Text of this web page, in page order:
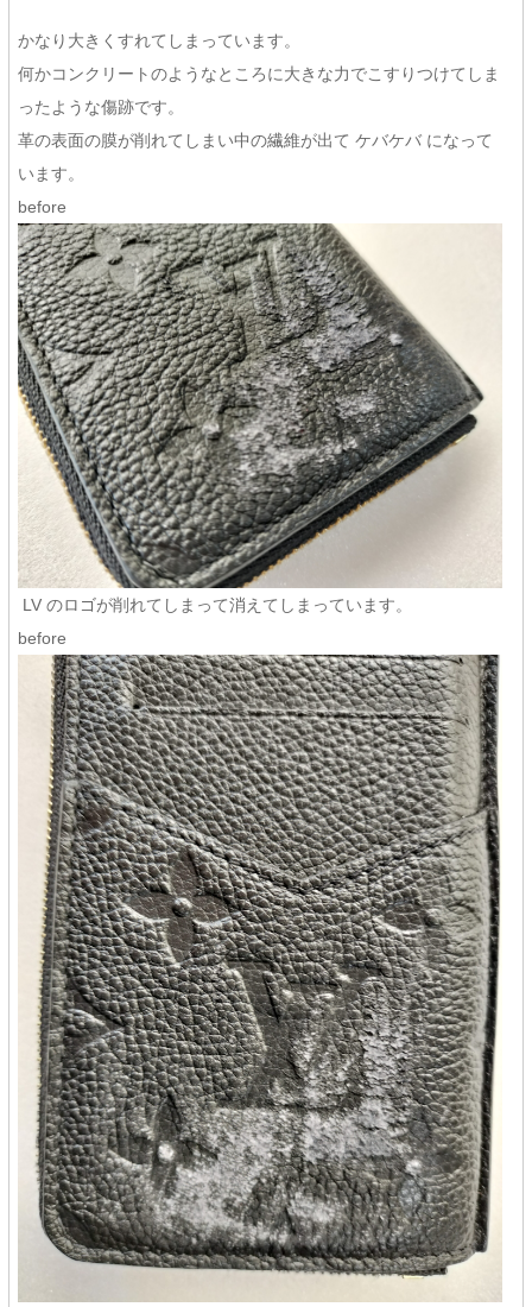
かなり大きくすれてしまっています。
何かコンクリートのようなところに大きな力でこすりつけてしま
ったような傷跡です。
革の表面の膜が削れてしまい中の繊維が出て ケバケバ になって
います。
before
LV のロゴが削れてしまって消えてしまっています。
before